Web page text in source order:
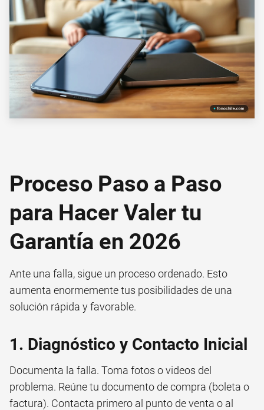
Proceso Paso a Paso
para Hacer Valer tu
Garantía en 2026
Ante una falla, sigue un proceso ordenado. Esto
aumenta enormemente tus posibilidades de una
solución rápida y favorable.
1. Diagnóstico y Contacto Inicial
Documenta la falla. Toma fotos o videos del
problema. Reúne tu documento de compra (boleta o
factura). Contacta primero al punto de venta o al